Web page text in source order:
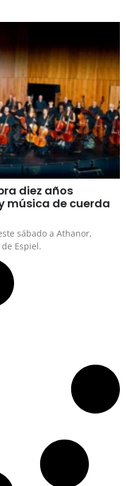
diez años
música de cuerda
sábado a Athanor,
Espiel.